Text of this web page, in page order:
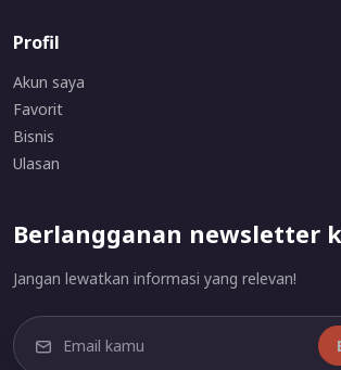
Profil
Akun saya
Favorit
Bisnis
Ulasan
Berlangganan newsletter
Jangan lewatkan informasi yang relevan!